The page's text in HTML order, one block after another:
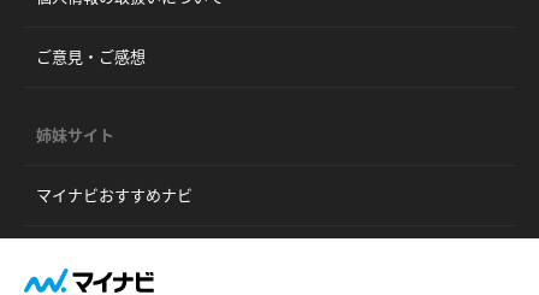
ご意見・ご感想
姉妹サイト
マイナビおすすめナビ